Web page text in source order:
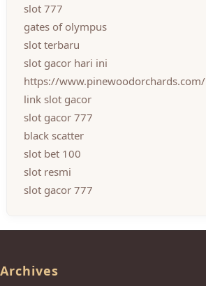
slot 777
gates of olympus
slot terbaru
slot gacor hari ini
https://www.pinewoodorchards.com/
link slot gacor
slot gacor 777
black scatter
slot bet 100
slot resmi
slot gacor 777
Archives